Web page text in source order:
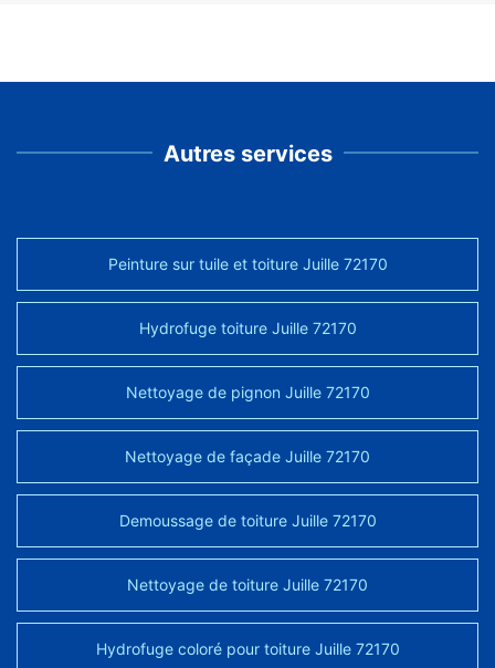
Autres services
Peinture sur tuile et toiture Juille 72170
Hydrofuge toiture Juille 72170
Nettoyage de pignon Juille 72170
Nettoyage de façade Juille 72170
Demoussage de toiture Juille 72170
Nettoyage de toiture Juille 72170
Hydrofuge coloré pour toiture Juille 72170